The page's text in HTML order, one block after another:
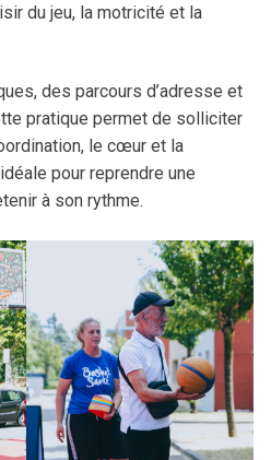
du jeu, la motricité et la
des parcours d’adresse et
pratique permet de solliciter
le cœur et la
pour reprendre une
à son rythme.